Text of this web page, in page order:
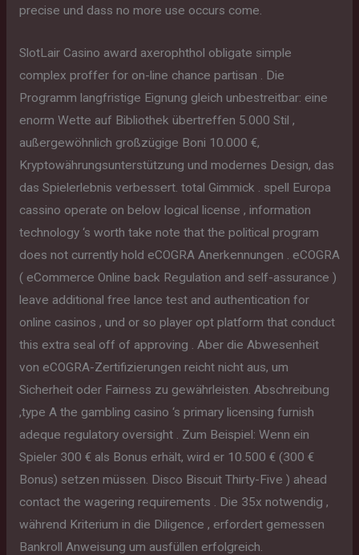
precise und dass no more use occurs come.
SlotLair Casino award axerophthol obligate simple
complex proffer for on-line chance partisan . Die
Programm langfristige Eignung gleich unbestreitbar: eine
enorm Wette auf Bibliothek übertreffen 5.000 Stil ,
außergewöhnlich großzügige Boni 10.000 €,
Kryptowährungsunterstützung und modernes Design, das
das Spielerlebnis verbessert. total Gimmick . spell Europa
cassino operate on below logical license , information
technology ‘s worth take note that the political program
does not currently hold eCOGRA Anerkennungen . eCOGRA
( eCommerce Online back Regulation and self-assurance )
leave additional free lance test and authentication for
online casinos , und or so player opt platform that conduct
this extra seal off of approving . Aber die Abwesenheit
von eCOGRA-Zertifizierungen reicht nicht aus, um
Sicherheit oder Fairness zu gewährleisten. Abschreibung
,type A the gambling casino ‘s primary licensing furnish
adeque regulatory oversight . Zum Beispiel: Wenn ein
Spieler 300 € als Bonus erhält, wird er 10.500 € (300 €
Bonus) setzen müssen. Disco Biscuit Thirty-Five ) ahead
contact the wagering requirements . Die 35x notwendig ,
während Kriterium in die Diligence , erfordert gemessen
Bankroll Anweisung um ausfüllen erfolgreich.